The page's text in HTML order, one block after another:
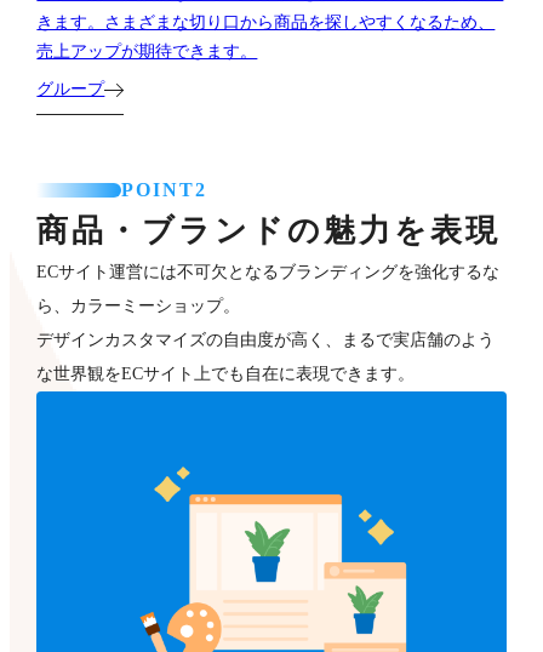
きます。さまざまな切り口から商品を探しやすくなるため、
売上アップが期待できます。
グループ
POINT2
商品・ブランドの魅力を表現
ECサイト運営には不可欠となるブランディングを強化するな
ら、カラーミーショップ。
デザインカスタマイズの自由度が高く、まるで実店舗のよう
な世界観をECサイト上でも自在に表現できます。